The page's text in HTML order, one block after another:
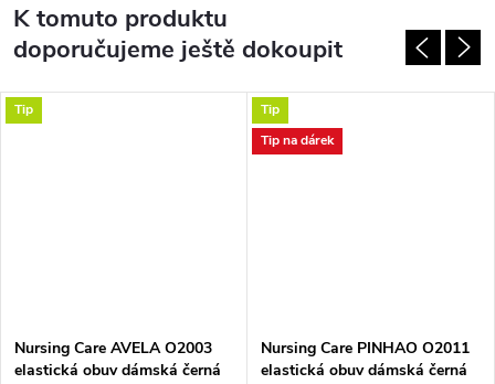
K tomuto produktu
doporučujeme ještě dokoupit
Tip
Nursing Care AVELA O2003
elastická obuv dámská černá
Tip
Tip na dárek
Nursing Care PINHAO O2011
elastická obuv dámská černá